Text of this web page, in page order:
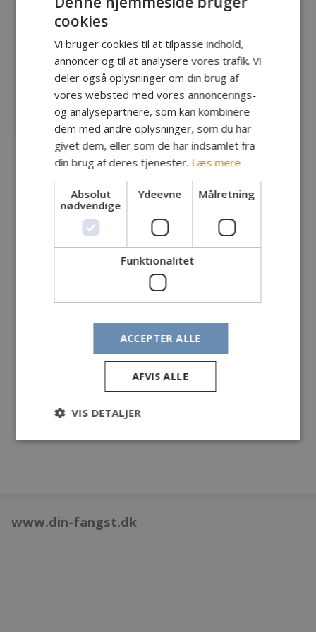
Fanger:Claus Møller, Rønne
Havørred
Lokalitet:Hvide odde
Kl 14.55
Bornholmerblink
Egne kommentarer:
fisk. Flot er den, helt blank.
Dagens vejr kl 14.30
Vind. Nord til nordvest 1 til 4 m/s
Temperatur: 2 til 4 C
995.2 til 995.5 hPa
www.din-fangst.dk
cookies
Vi bruger cookies til at tilpasse indhold,
annoncer og til at analysere vores trafik. Vi
deler også oplysninger om din brug af
vores websted med vores annoncerings-
og analysepartnere, som kan kombinere
dem med andre oplysninger, som du har
givet dem, eller som de har indsamlet fra
din brug af deres tjenester. Læs mere
Absolut
nødvendige
Ydeevne Målretning
Funktionalitet
ACCEPTER ALLE
AFVIS ALLE
VIS DETALJER